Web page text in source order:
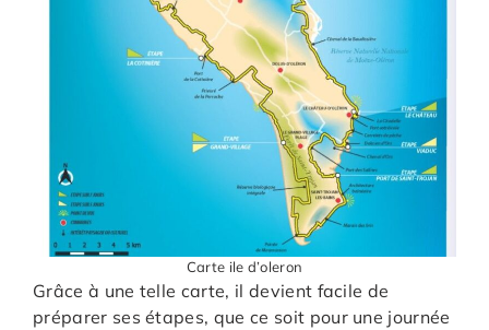
Carte ile d’oleron
Grâce à une telle carte, il devient facile de
préparer ses étapes, que ce soit pour une journée